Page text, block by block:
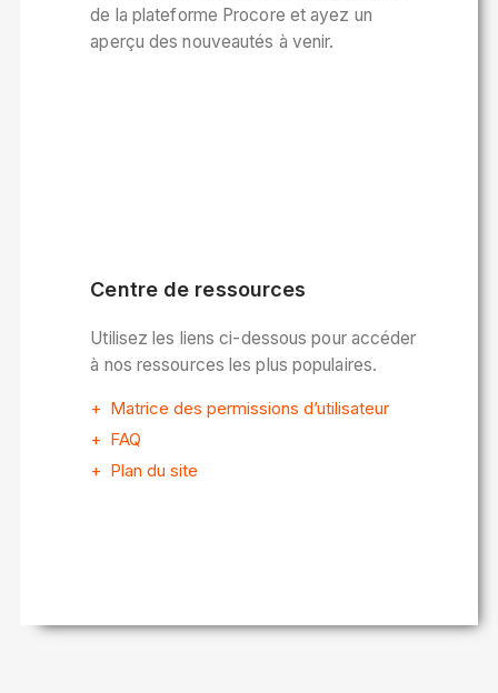
de la plateforme Procore et ayez un
aperçu des nouveautés à venir.
Centre de ressources
Utilisez les liens ci-dessous pour accéder
à nos ressources les plus populaires.
Matrice des permissions d’utilisateur
FAQ
Plan du site